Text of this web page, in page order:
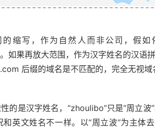
缩写，作为自然人而非公司，假如
如果再放大范围，作为汉字姓名的汉语
后缀的域名是不匹配的，完全无视域
的是汉字姓名，“zhoulibo”只是“周立波
英文姓名不一样。以“周立波”为主体